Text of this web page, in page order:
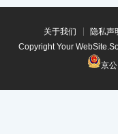
关于我们 隐私声
Copyright Your
京